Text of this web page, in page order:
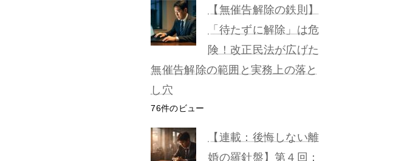
【無催告解除の鉄則】
「待たずに解除」は危
険！改正民法が広げた
無催告解除の範囲と実務上の落と
し穴
76件のビュー
【連載：後悔しない離
婚の羅針盤】第４回：